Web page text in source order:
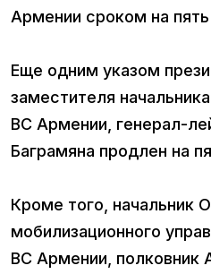
Армении сроком на
Еще одним указом
заместителя
ВС Армении, генерал-
Баграмяна продлен на
Кроме того, начальник
мобилизационного
ВС Армении, полковник